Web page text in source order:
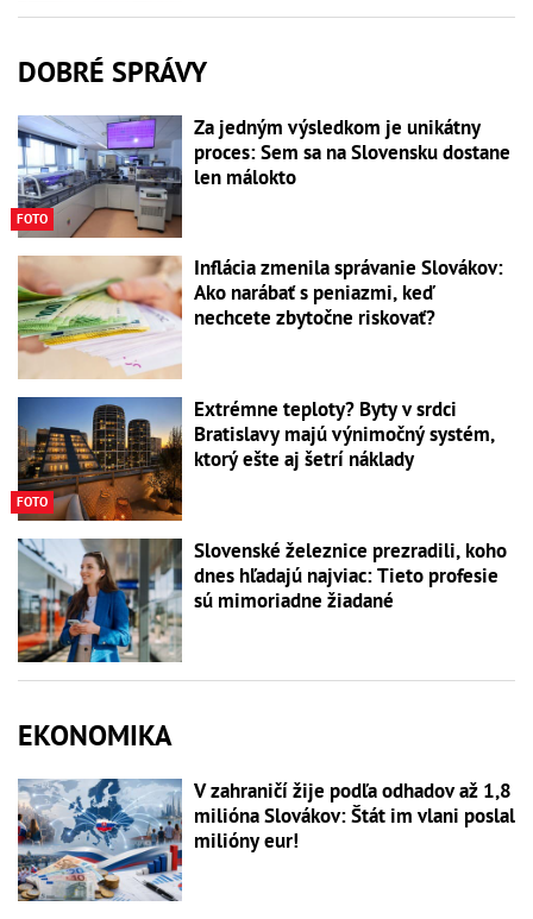
DOBRÉ SPRÁVY
FOTO
Za jedným výsledkom je unikátny
proces: Sem sa na Slovensku dostane
len málokto
Inflácia zmenila správanie Slovákov:
Ako narábať s peniazmi, keď
nechcete zbytočne riskovať?
FOTO
Extrémne teploty? Byty v srdci
Bratislavy majú výnimočný systém,
ktorý ešte aj šetrí náklady
Slovenské železnice prezradili, koho
dnes hľadajú najviac: Tieto profesie
sú mimoriadne žiadané
EKONOMIKA
V zahraničí žije podľa odhadov až 1,8
milióna Slovákov: Štát im vlani poslal
milióny eur!